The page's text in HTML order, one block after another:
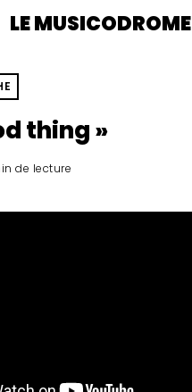
LE MUSICODROME
thing »
de lecture